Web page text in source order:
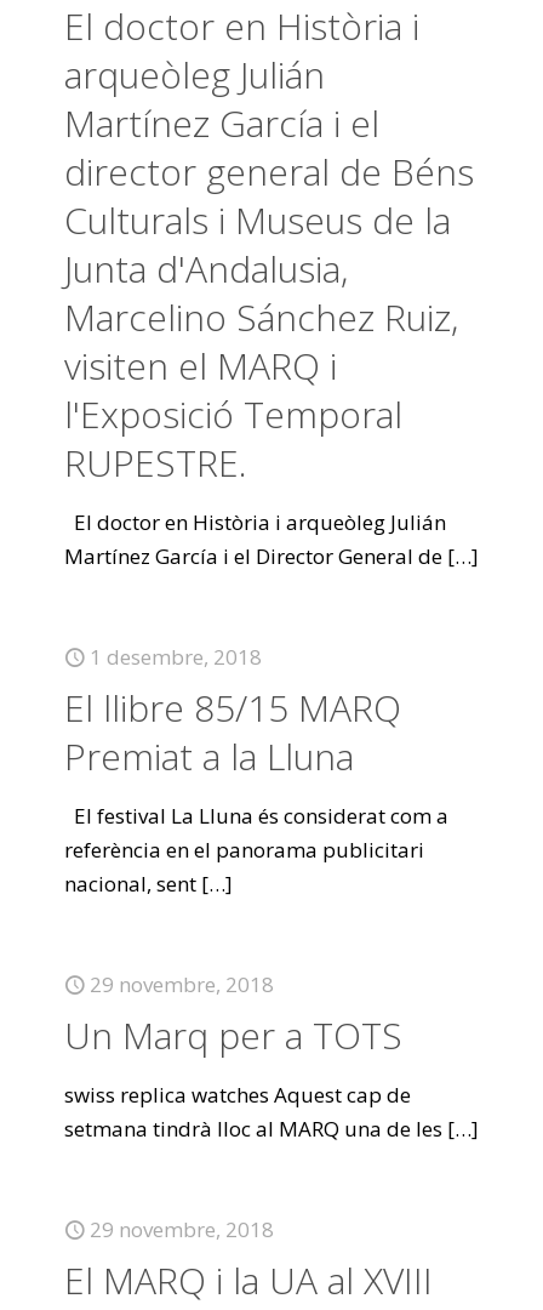
El doctor en Història i
arqueòleg Julián
Martínez García i el
director general de Béns
Culturals i Museus de la
Junta d'Andalusia,
Marcelino Sánchez Ruiz,
visiten el MARQ i
l'Exposició Temporal
RUPESTRE.
El doctor en Història i arqueòleg Julián
Martínez García i el Director General de […]
1 desembre, 2018
El llibre 85/15 MARQ
Premiat a la Lluna
El festival La Lluna és considerat com a
referència en el panorama publicitari
nacional, sent […]
29 novembre, 2018
Un Marq per a TOTS
swiss replica watches Aquest cap de
setmana tindrà lloc al MARQ una de les […]
29 novembre, 2018
El MARQ i la UA al XVIII